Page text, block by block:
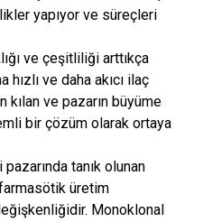
yapıyor ve süreçleri
ve çeşitliliği arttıkça
ve daha akıcı ilaç
ve pazarın büyüme
bir çözüm olarak ortaya
tanık olunan
üretim
Monoklonal